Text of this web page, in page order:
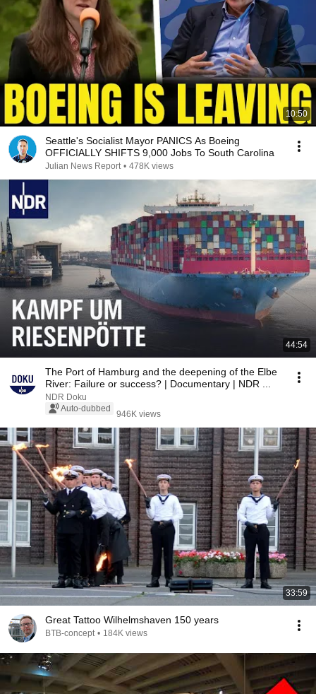
10:50
Seattle's Socialist Mayor PANICS As Boeing
OFFICIALLY SHIFTS 9,000 Jobs To South Carolina
Julian News Report • 478K views
44:54
The Port of Hamburg and the deepening of the Elbe
River: Failure or success? | Documentary | NDR ...
NDR Doku
Auto-dubbed
946K views
33:59
Great Tattoo Wilhelmshaven 150 years
BTB-concept • 184K views